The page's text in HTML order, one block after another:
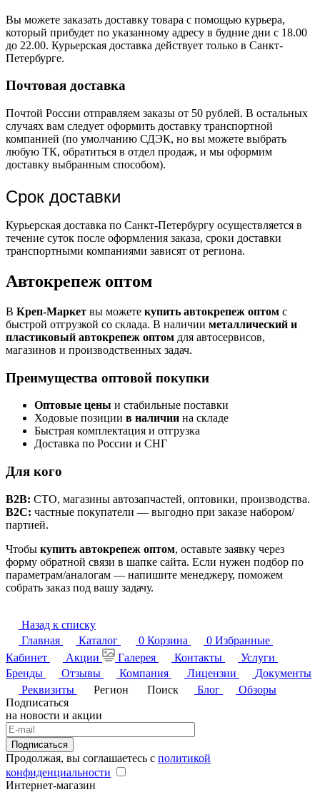
Вы можете заказать доставку товара с помощью курьера,
который прибудет по указанному адресу в будние дни с 18.00
до 22.00. Курьерская доставка действует только в Санкт-
Петербурге.
Почтовая доставка
Почтой России отправляем заказы от 50 рублей. В остальных
случаях вам следует оформить доставку транспортной
компанией (по умолчанию СДЭК, но вы можете выбрать
любую ТК, обратиться в отдел продаж, и мы оформим
доставку выбранным способом).
Срок доставки
Курьерская доставка по Санкт-Петербургу осуществляется в
течение суток после оформления заказа, сроки доставки
транспортными компаниями зависят от региона.
Автокрепеж оптом
В Креп-Маркет вы можете купить автокрепеж оптом с
быстрой отгрузкой со склада. В наличии металлический и
пластиковый автокрепеж оптом для автосервисов,
магазинов и производственных задач.
Преимущества оптовой покупки
Оптовые цены и стабильные поставки
Ходовые позиции в наличии на складе
Быстрая комплектация и отгрузка
Доставка по России и СНГ
Для кого
B2B: СТО, магазины автозапчастей, оптовики, производства.
B2C: частные покупатели — выгодно при заказе набором/
партией.
Чтобы купить автокрепеж оптом, оставьте заявку через
форму обратной связи в шапке сайта. Если нужен подбор по
параметрам/аналогам — напишите менеджеру, поможем
собрать заказ под вашу задачу.
Назад к списку
Главная
Каталог 0 Корзина 0 Избранные
Кабинет
Акции Галерея Контакты
Услуги
Бренды
Отзывы Компания Лицензии
Документы
Реквизиты
Регион Поиск Блог
Обзоры
Подписаться
на новости и акции
Подписаться
Продолжая, вы соглашаетесь с политикой
конфиденциальности
Интернет-магазин